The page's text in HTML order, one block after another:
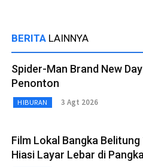
BERITA LAINNYA
Spider-Man Brand New
Penonton
HIBURAN 3 Agt 2026
Film Lokal Bangka Belitung
Hiasi Layar Lebar di